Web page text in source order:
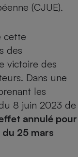
(CJUE).
cette
des
victoire des
Dans une
les
8 juin 2023 de
annulé pour
25 mars